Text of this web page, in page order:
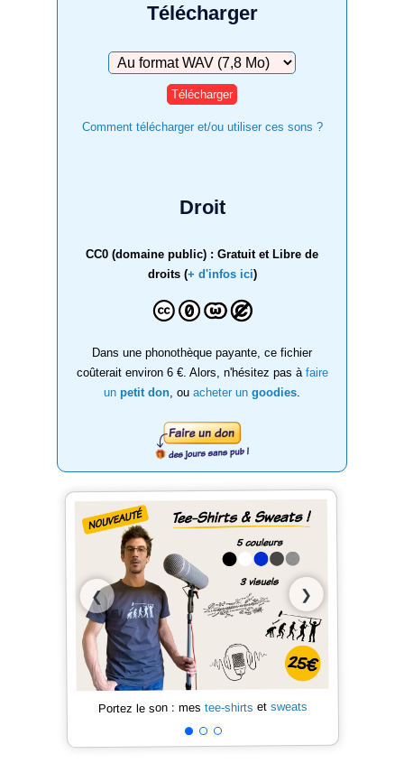
Télécharger
Télécharger
Comment télécharger et/ou utiliser ces sons ?
Droit
CC0 (domaine public) : Gratuit et Libre de
droits (+ d'infos ici)
Dans une phonothèque payante, ce fichier
coûterait environ 6 €. Alors, n'hésitez pas à faire
un petit don , ou acheter un goodies
❮ ❯
Portez le son : mes tee-shirts et sweats